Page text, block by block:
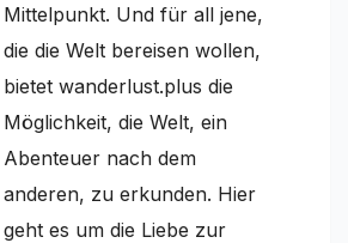
Mittelpunkt. Und für all jene,
die die Welt bereisen wollen,
bietet wanderlust.plus die
Möglichkeit, die Welt, ein
Abenteuer nach dem
anderen, zu erkunden. Hier
geht es um die Liebe zur